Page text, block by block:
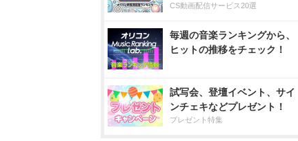
CS動画配信サービス20選
毎週の音楽ランキングから、
ヒットの推移をチェック！
試写会、登壇イベント、サイ
ンチェキなどプレゼント！
プレゼント特集